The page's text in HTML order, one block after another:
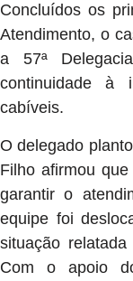
Concluídos os
Atendimento, o
a 57ª
continuidade à
cabíveis.
O delegado
Filho afirmou
garantir o
equipe foi
situação
Com o apoio